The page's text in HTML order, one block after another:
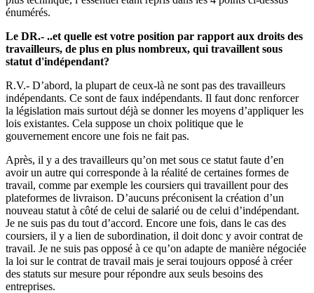
énumérés.
Le DR.- ..et quelle est votre position par rapport aux droits des
travailleurs, de plus en plus nombreux, qui travaillent sous
statut d'indépendant?
R.V.- D’abord, la plupart de ceux-là ne sont pas des travailleurs
indépendants. Ce sont de faux indépendants. Il faut donc renforcer
la législation mais surtout déjà se donner les moyens d’appliquer les
lois existantes. Cela suppose un choix politique que le
gouvernement encore une fois ne fait pas.
Après, il y a des travailleurs qu’on met sous ce statut faute d’en
avoir un autre qui corresponde à la réalité de certaines formes de
travail, comme par exemple les coursiers qui travaillent pour des
plateformes de livraison. D’aucuns préconisent la création d’un
nouveau statut à côté de celui de salarié ou de celui d’indépendant.
Je ne suis pas du tout d’accord. Encore une fois, dans le cas des
coursiers, il y a lien de subordination, il doit donc y avoir contrat de
travail. Je ne suis pas opposé à ce qu’on adapte de manière négociée
la loi sur le contrat de travail mais je serai toujours opposé à créer
des statuts sur mesure pour répondre aux seuls besoins des
entreprises.